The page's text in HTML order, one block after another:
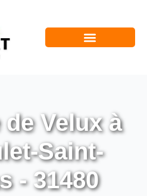
de Velux à
Saint-
- 31480